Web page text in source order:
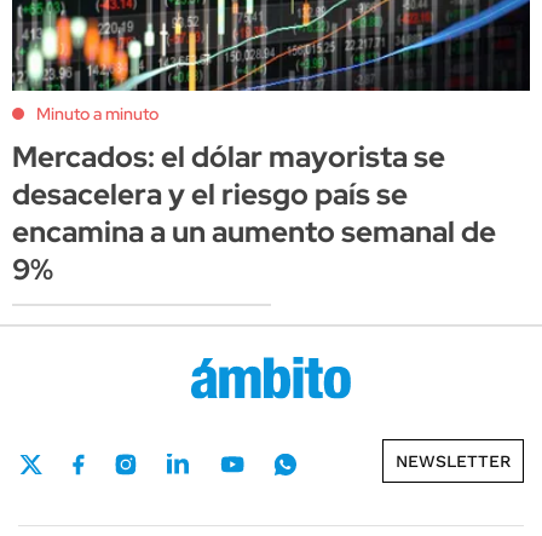
Minuto a minuto
Mercados: el dólar mayorista se
desacelera y el riesgo país se
encamina a un aumento semanal de
9%
NEWSLETTER